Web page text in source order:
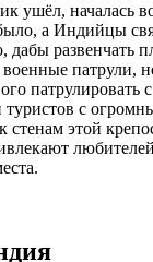
ушёл, началась
а Индийцы
дабы развенчать
военные патрули,
патрулировать
с
стенам этой